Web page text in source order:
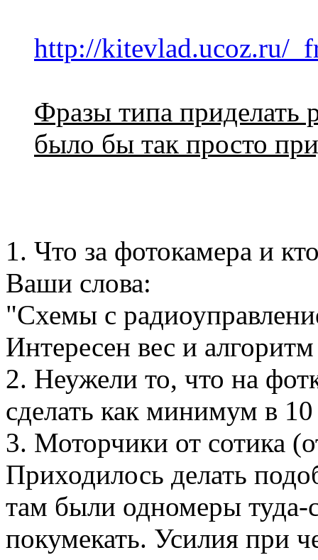
http://kitevlad.ucoz.ru/
Фразы типа приделать
было бы так просто
1. Что за фотокамера и
Ваши слова:
"Схемы с
Интересен вес и
2. Неужели то, что на
сделать как минимум в 10
3. Моторчики от сотика
Приходилось делать
там были одномеры
покумекать. Усилия при